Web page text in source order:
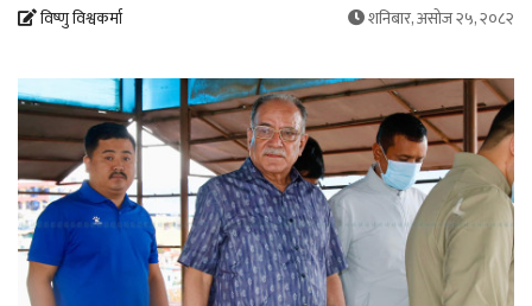
विष्णु विश्वकर्मा शनिबार, असोज २५, २०८२